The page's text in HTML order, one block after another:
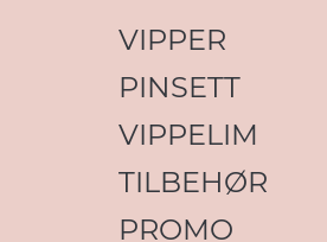
VIPPER
PINSETT
VIPPELIM
TILBEHØR
PROMO